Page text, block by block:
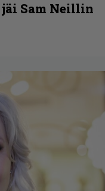
Sam Neillin